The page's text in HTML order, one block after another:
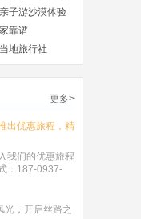
子游沙漠体验
靠谱
地旅行社
更多>
出优惠旅程，精
我们的优惠旅程
：187-0937-
逐西旅行社带
美丽风光
光，开启丝路之